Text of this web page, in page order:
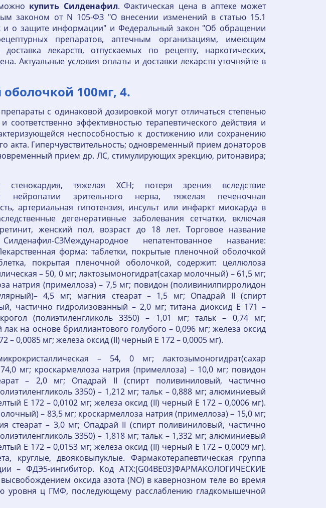
купить Силденафил. Фактическая цена в аптеке может
законом от N 105-ФЗ "О внесении изменений в статью 15.1
и о защите информации" и Федеральный закон "Об обращении
препаратов, аптечным организациям, имеющим
лекарств, отпускаемых по рецепту, наркотических,
Актуальные условия оплаты и доставки лекарств уточняйте в
100мг, 4.
с одинаковой дозировкой могут отличаться степенью
эффективностью терапевтического действия и
неспособностью к достижению или сохранению
акта. Гиперчувствительность; одновременный прием донаторов
прием др. ЛС, стимулирующих эрекцию, ритонавира;
стенокардия, тяжелая ХСН; потеря зрения вследствие
нейропатии зрительного нерва, тяжелая печеночная
артериальная гипотензия, инсульт или инфаркт миокарда в
дегенеративные заболевания сетчатки, включая
женский пол, возраст до 18 лет. Торговое название
СЗМеждународное непатентованное название:
форма: таблетки, покрытые пленочной оболочкой
покрытая пленочной оболочкой, содержит: целлюлоза
– 50, 0 мг; лактозымоногидрат(сахар молочный) – 61,5 мг;
натрия (примеллоза) – 7,5 мг; повидон (поливинилпирролидон
4,5 мг; магния стеарат – 1,5 мг; Опадрай II (спирт
частично гидролизованный – 2,0 мг; титана диоксид Е 171 –
(полиэтиленгликоль 3350) – 1,01 мг; тальк – 0,74 мг;
на основе бриллиантового голубого – 0,096 мг; железа оксид
– 0,0085 мг; железа оксид (II) черный Е 172 – 0,0005 мг).
– 54, 0 мг; лактозымоногидрат(сахар
мг; кроскармеллоза натрия (примеллоза) – 10,0 мг; повидон
– 2,0 мг; Опадрай II (спирт поливиниловый, частично
3350) – 1,212 мг; тальк – 0,888 мг; алюминиевый
Е 172 – 0,0102 мг; железа оксид (II) черный Е 172 – 0,0006 мг).
– 83,5 мг; кроскармеллоза натрия (примеллоза) – 15,0 мг;
стеарат – 3,0 мг; Опадрай II (спирт поливиниловый, частично
3350) – 1,818 мг; тальк – 1,332 мг; алюминиевый
Е 172 – 0,0153 мг; железа оксид (II) черный Е 172 – 0,0009 мг).
круглые, двояковыпуклые. Фармакотерапевтическая группа
– ФДЭ5-ингибитор. Код АТХ:[G04ВЕ03]ФАРМАКОЛОГИЧЕСКИЕ
оксида азота (NO) в кавернозном теле во время
уровня ц ГМФ, последующему расслаблению гладкомышечной